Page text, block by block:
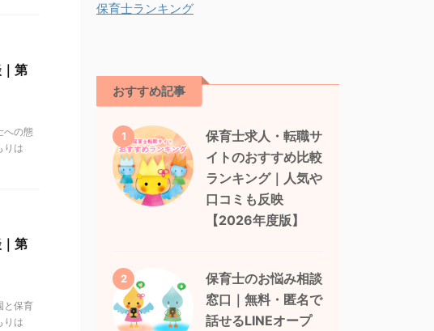
第
への態
りは
第
と保育
りは
保育士ランキング
おすすめ記事
1
保育士求人・転職サ
イトのおすすめ比較
ランキング｜人気や
口コミも反映
【2026年度版】
2
保育士のお悩み相談
窓口｜無料・匿名で
話せるLINEオープ